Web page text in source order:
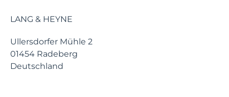
LANG & HEYNE
Ullersdorfer Mühle 2
01454 Radeberg
Deutschland